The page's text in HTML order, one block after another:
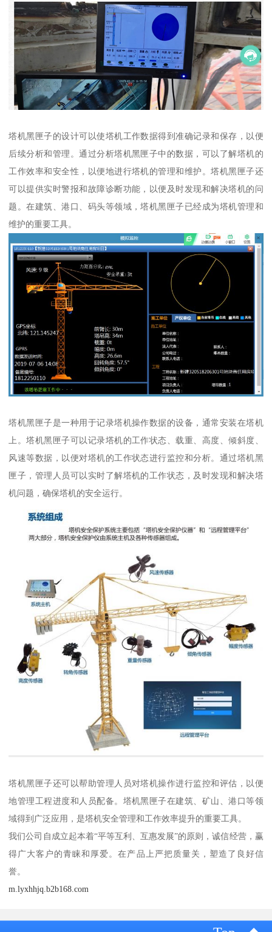
塔机黑匣子的设计可以使塔机工作数据得到准确记录和保存，以便
后续分析和管理。通过分析塔机黑匣子中的数据，可以了解塔机的
工作效率和安全性，以便地进行塔机的管理和维护。塔机黑匣子还
可以提供实时警报和故障诊断功能，以便及时发现和解决塔机的问
题。在建筑、港口、码头等领域，塔机黑匣子已经成为塔机管理和
维护的重要工具。
塔机黑匣子是一种用于记录塔机操作数据的设备，通常安装在塔机
上。塔机黑匣子可以记录塔机的工作状态、载重、高度、倾斜度、
风速等数据，以便对塔机的工作状态进行监控和分析。通过塔机黑
匣子，管理人员可以实时了解塔机的工作状态，及时发现和解决塔
机问题，确保塔机的安全运行。
塔机黑匣子还可以帮助管理人员对塔机操作进行监控和评估，以便
地管理工程进度和人员配备。塔机黑匣子在建筑、矿山、港口等领
域得到广泛应用，是塔机安全管理和工作效率提升的重要工具。
我们公司自成立起本着“平等互利、互惠发展”的原则，诚信经营，赢
得广大客户的青睐和厚爱。在产品上严把质量关，塑造了良好信
誉。
m.lyxhhjq.b2b168.com